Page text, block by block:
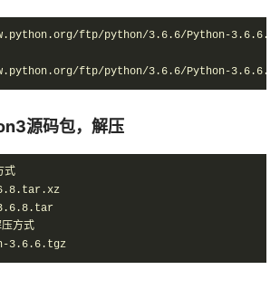
ftp/python/3.6.6/Python-
ftp/python/3.6.6/Python-
源码包，解压
式
方式
3.6.6.tgz